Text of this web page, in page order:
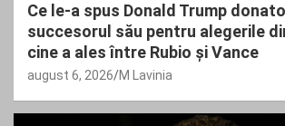
Ce le-a spus Donald Trump
succesorul său pentru alegerile
cine a ales între Rubio și Vance
august 6, 2026 M Lavinia